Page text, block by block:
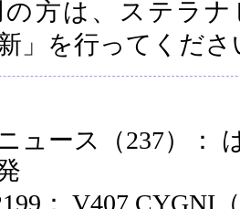
方は、ステラ
」を行ってくださ
ュース（237）：
： V407 CYGNI